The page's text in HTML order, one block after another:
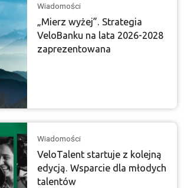
Wiadomości
„Mierz wyżej”. Strategia
VeloBanku na lata 2026-2028
zaprezentowana
Wiadomości
VeloTalent startuje z kolejną
edycją. Wsparcie dla młodych
talentów